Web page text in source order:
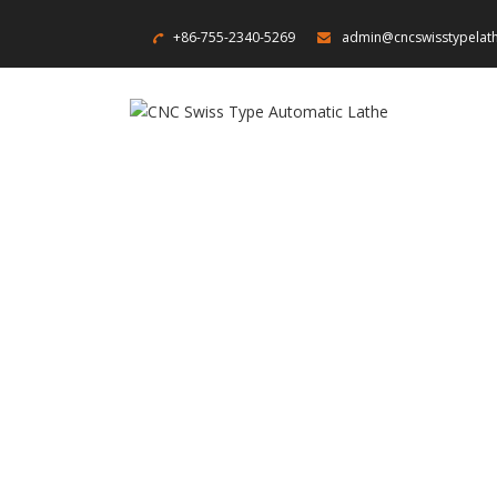
+86-755-2340-5269